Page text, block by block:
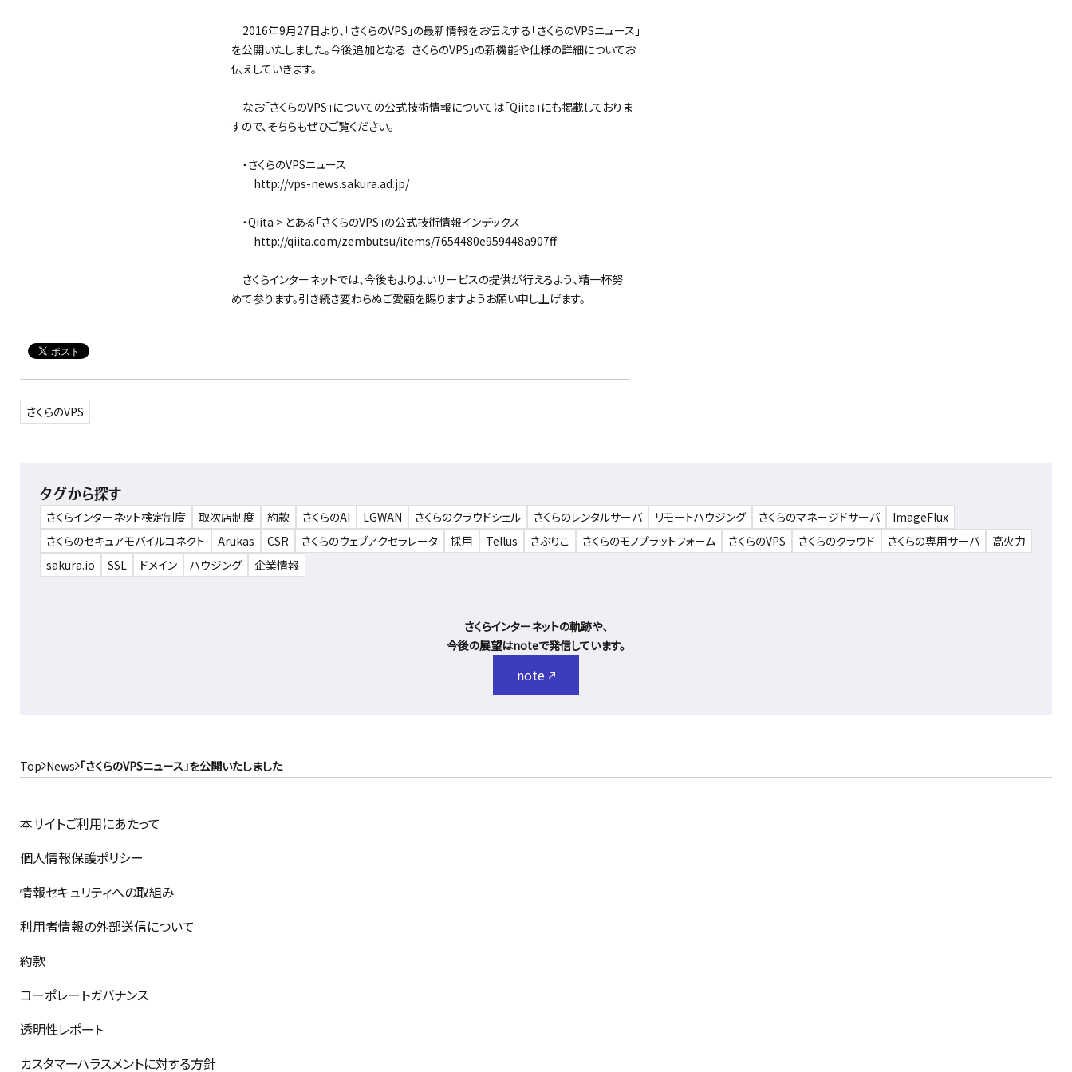
2016年9月27日より、「さくらのVPS」の最新情報をお伝えする「さくらのVPSニュース」
を公開いたしました。今後追加となる「さくらのVPS」の新機能や仕様の詳細についてお
伝えしていきます。
なお「さくらのVPS」についての公式技術情報については「Qiita」にも掲載しておりま
すので、そちらもぜひご覧ください。
・さくらのVPSニュース
http://vps-news.sakura.ad.jp/
・Qiita > とある「さくらのVPS」の公式技術情報インデックス
http://qiita.com/zembutsu/items/7654480e959448a907ff
さくらインターネットでは、今後もよりよいサービスの提供が行えるよう、精一杯努
めて参ります。引き続き変わらぬご愛顧を賜りますようお願い申し上げます。
さくらのVPS
タグから探す
さくらインターネット検定制度 取次店制度 約款 さくらのAI LGWAN さくらのクラウドシェル さくらのレンタルサーバ リモートハウジング さくらのマネージドサーバ
ImageFlux
さくらのセキュアモバイルコネクト
Arukas CSR さくらのウェブアクセラレータ 採用 Tellus さぶりこ さくらのモノプラットフォーム さくらのVPS さくらのクラウド さくらの専用サーバ
高火力
sakura.io
SSL ドメイン ハウジング 企業情報
さくらインターネットの軌跡や、
今後の展望はnoteで発信しています。
note
Top News 「さくらのVPSニュース」を公開いたしました
本サイトご利用にあたって
個人情報保護ポリシー
情報セキュリティへの取組み
利用者情報の外部送信について
約款
コーポレートガバナンス
透明性レポート
カスタマーハラスメントに対する方針